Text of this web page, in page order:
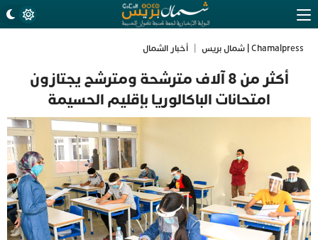
Chamalpress | شمال بريس أخبار الشمال
أكثر من 8 آلاف مترشحة ومترشح يجتازون
امتحانات الباكالوريا بإقليم الحسيمة